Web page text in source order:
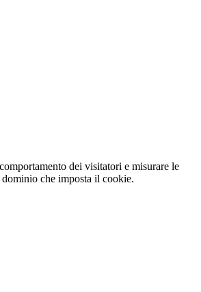
dei visitatori e misurare le
che imposta il cookie.